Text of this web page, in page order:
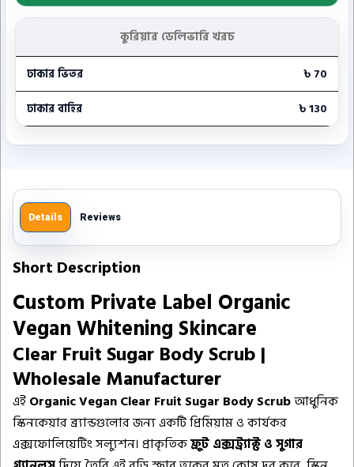
কুরিয়ার ডেলিভারি খরচ
ঢাকার ভিতর
৳ 70
ঢাকার বাহির
৳ 130
Details Reviews
Short Description
Custom Private Label Organic
Vegan Whitening Skincare
Clear Fruit Sugar Body Scrub |
Wholesale Manufacturer
এইOrganic Vegan Clear Fruit Sugar Body Scrubআধুনিক
স্কিনকেয়ার ব্র্যান্ডগুলোর জন্য একটি প্রিমিয়াম ও কার্যকর
এক্সফোলিয়েটিং সল্যুশন। প্রাকৃতিকফ্রুট এক্সট্র্যাক্ট ও সুগার